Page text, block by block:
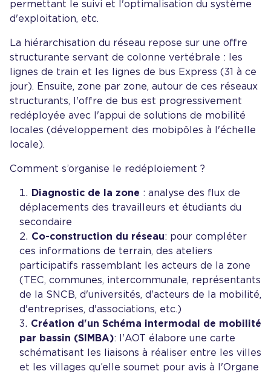
permettant le suivi et l'optimalisation du système
d'exploitation, etc.
La hiérarchisation du réseau repose sur une offre
structurante servant de colonne vertébrale : les
lignes de train et les lignes de bus Express (31 à ce
jour). Ensuite, zone par zone, autour de ces réseaux
structurants, l'offre de bus est progressivement
redéployée avec l'appui de solutions de mobilité
locales (développement des mobipôles à l'échelle
locale).
Comment s’organise le redéploiement ?
Diagnostic de la zone : analyse des flux de
déplacements des travailleurs et étudiants du
secondaire
Co-construction du réseau: pour compléter
ces informations de terrain, des ateliers
participatifs rassemblant les acteurs de la zone
(TEC, communes, intercommunale, représentants
de la SNCB, d'universités, d'acteurs de la mobilité,
d'entreprises, d'associations, etc.)
Création d'un Schéma intermodal de mobilité
par bassin (SIMBA): l'AOT élabore une carte
schématisant les liaisons à réaliser entre les villes
et les villages qu’elle soumet pour avis à l'Organe